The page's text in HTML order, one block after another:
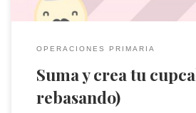
OPERACIONES PRIMARIA
Suma y crea tu
rebasando)